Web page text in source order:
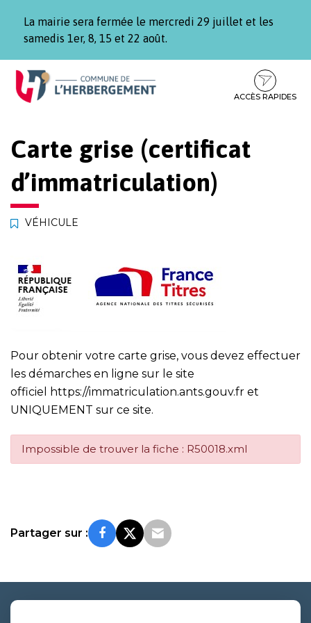
La mairie sera fermée le mercredi 29 juillet et les
samedis 1er, 8, 15 et 22 août.
Aller
Aller
contenu
Aller
pied
ACCÈS RAPIDES
Carte grise (certificat
d’immatriculation)
VÉHICULE
Pour obtenir votre carte grise, vous devez effectuer
les démarches en ligne sur le site
officiel
https://immatriculation.ants.gouv.fr et
UNIQUEMENT sur ce site.
Impossible de trouver la fiche : R50018.xml
Partager sur :